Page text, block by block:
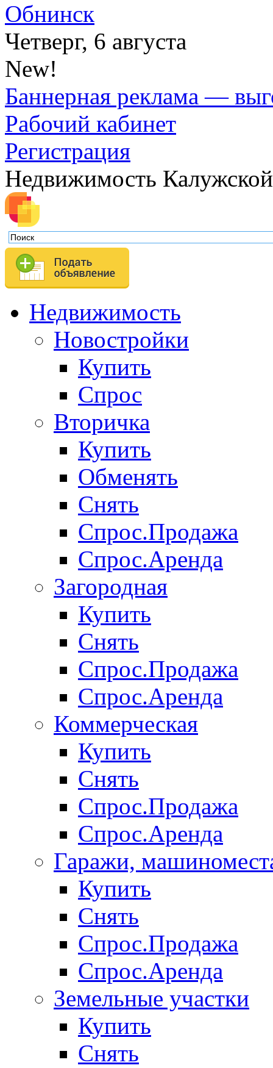
Обнинск
Четверг, 6 августа
New!
Баннерная реклама —
Рабочий кабинет
Регистрация
Недвижимость
Недвижимость
Новостройки
Купить
Спрос
Вторичка
Купить
Обменять
Снять
Спрос.Продажа
Спрос.Аренда
Загородная
Купить
Снять
Спрос.Продажа
Спрос.Аренда
Коммерческая
Купить
Снять
Спрос.Продажа
Спрос.Аренда
Гаражи,
Купить
Снять
Спрос.Продажа
Спрос.Аренда
Земельные участки
Купить
Снять